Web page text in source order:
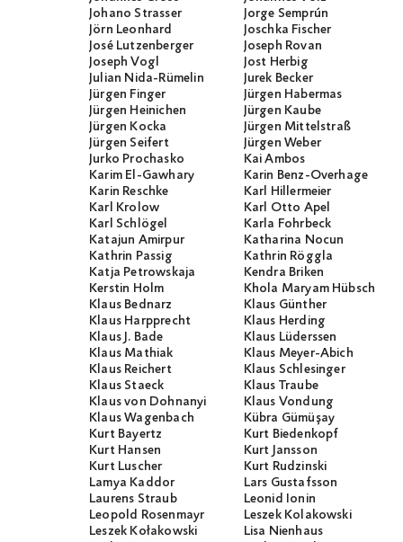
Johano Strasser
Jorge Semprún
Jörn Leonhard
Joschka Fischer
José Lutzenberger
Joseph Rovan
Joseph Vogl
Jost Herbig
Julian Nida-Rümelin
Jurek Becker
Jürgen Finger
Jürgen Habermas
Jürgen Heinichen
Jürgen Kaube
Jürgen Kocka
Jürgen Mittelstraß
Jürgen Seifert
Jürgen Weber
Jurko Prochasko
Kai Ambos
Karim El-Gawhary
Karin Benz-Overhage
Karin Reschke
Karl Hillermeier
Karl Krolow
Karl Otto Apel
Karl Schlögel
Karla Fohrbeck
Katajun Amirpur
Katharina Nocun
Kathrin Passig
Kathrin Röggla
Katja Petrowskaja
Kendra Briken
Kerstin Holm
Khola Maryam Hübsch
Klaus Bednarz
Klaus Günther
Klaus Harpprecht
Klaus Herding
Klaus J. Bade
Klaus Lüderssen
Klaus Mathiak
Klaus Meyer-Abich
Klaus Reichert
Klaus Schlesinger
Klaus Staeck
Klaus Traube
Klaus von Dohnanyi
Klaus Vondung
Klaus Wagenbach
Kübra Gümüşay
Kurt Bayertz
Kurt Biedenkopf
Kurt Hansen
Kurt Jansson
Kurt Luscher
Kurt Rudzinski
Lamya Kaddor
Lars Gustafsson
Laurens Straub
Leonid Ionin
Leopold Rosenmayr
Leszek Kolakowski
Leszek Kołakowski
Lisa Nienhaus